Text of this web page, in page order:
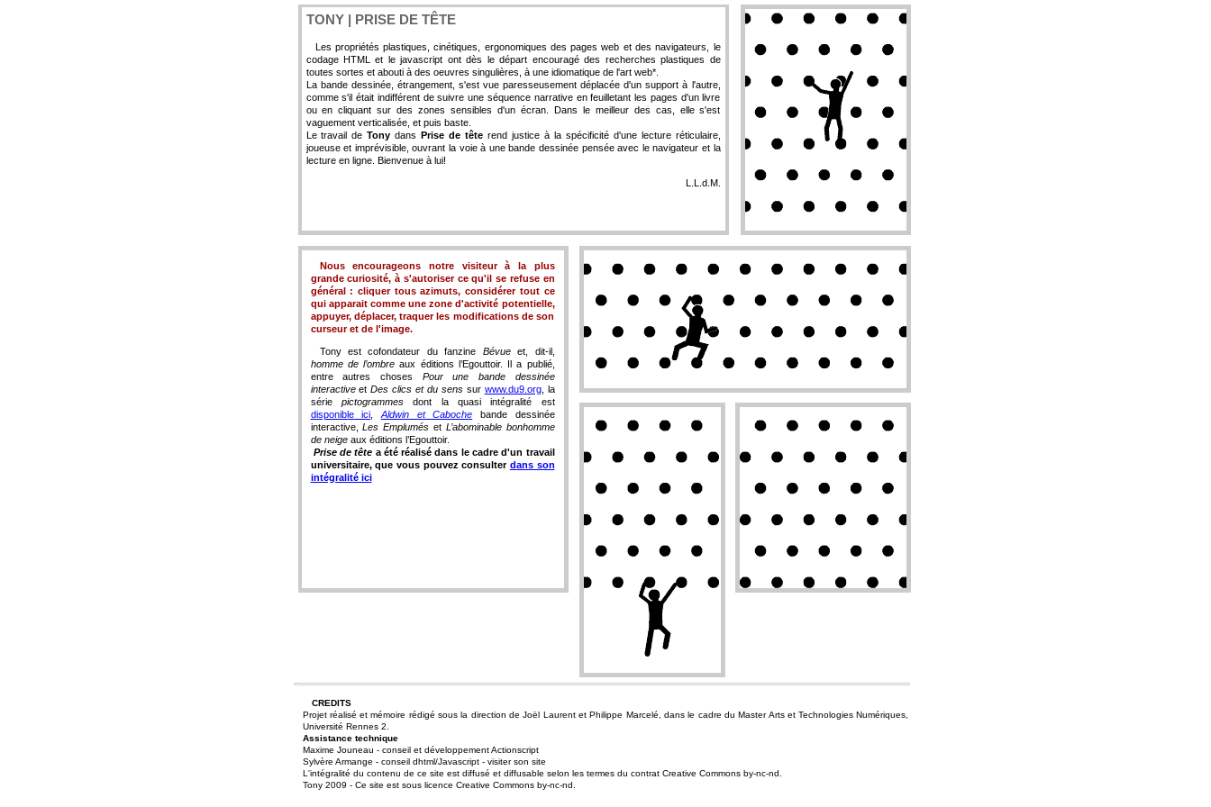
TONY | PRISE DE TÊTE
Les propriétés plastiques, cinétiques, ergonomiques des pages web et des navigateurs, le
codage HTML et le javascript ont dès le départ encouragé des recherches plastiques de
toutes sortes et abouti à des oeuvres singulières, à une idiomatique de l'art web*.
La bande dessinée, étrangement, s'est vue paresseusement déplacée d'un support à l'autre,
comme s'il était indifférent de suivre une séquence narrative en feuilletant les pages d'un livre
ou en cliquant sur des zones sensibles d'un écran. Dans le meilleur des cas, elle s'est
vaguement verticalisée, et puis baste.
Le travail deTony dans Prise de tête rend justice à la spécificité d'une lecture réticulaire,
joueuse et imprévisible, ouvrant la voie à une bande dessinée pensée avec le navigateur et la
lecture en ligne. Bienvenue à lui!
L.L.d.M.
Nous encourageons notre visiteur à la plus
grande curiosité, à s'autoriser ce qu'il se refuse en
général : cliquer tous azimuts, considérer tout ce
qui apparait comme une zone d'activité potentielle,
appuyer, déplacer, traquer les modifications de son
curseur et de l'image.
Tony est cofondateur du fanzine Bévueet, dit-il,
homme de l’ombre aux éditions l’Egouttoir. Il a publié,
entre autres choses Pour une bande dessinée
interactiveetDes clics et du senssur www.du9.org, la
série pictogrammesdont la quasi intégralité est
disponible ici
Aldwin et Caboche bande dessinée
interactive,Les Emplumés et L’abominable bonhomme
de neigeaux éditions l’Egouttoir.
Prise de tête a été réalisé dans le cadre d'un travail
universitaire, que vous pouvez consulter dans son
intégralité ici
CREDITS
Projet réalisé et mémoire rédigé sous la direction de Joël Laurent et Philippe Marcelé, dans le cadre du Master Arts et Technologies Numériques,
Université Rennes 2.
Assistance technique
Maxime Jouneau - conseil et développement Actionscript
Sylvère Armange - conseil dhtml/Javascript - visiter son site
L'intégralité du contenu de ce site est diffusé et diffusable selon les termes du contrat Creative Commons by-nc-nd.
Tony 2009 - Ce site est sous licence Creative Commons by-nc-nd.